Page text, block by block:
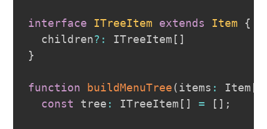
interface ITreeItem extends Item
{
  children
? : ITreeItem [ ]
}
function buildMenuTree(items : Item
const tree : ITreeItem [ ] = [ ] ;